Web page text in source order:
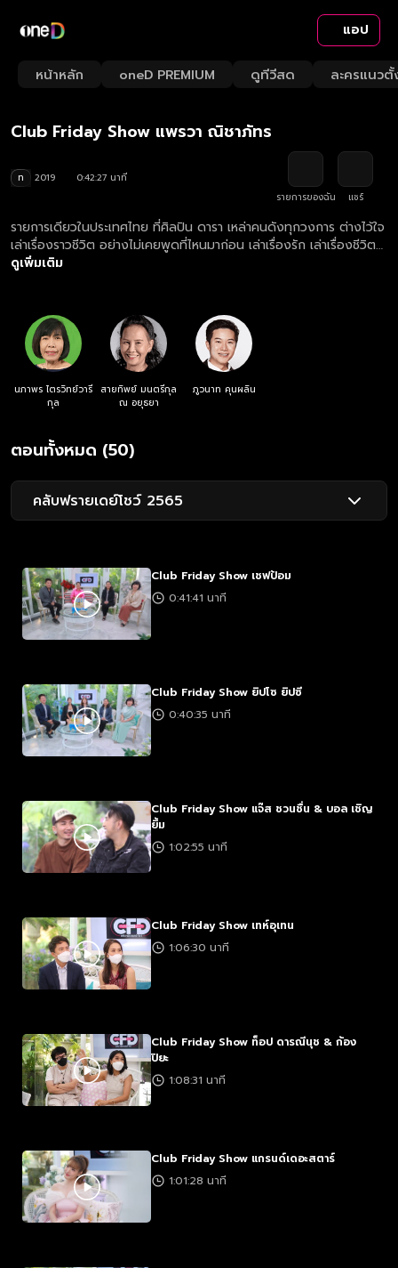
แอป
หน้าหลัก oneD PREMIUM ดูทีวีสด ละครแนวตั้
Loaded:
1.41%
1x
Rate
Club Friday Show แพรวา ณิชาภัทร
ท 2019
0:42:27 นาที
รายการของฉัน
แชร์
รายการเดียวในประเทศไทย ที่ศิลปิน ดารา เหล่าคนดังทุกวงการ ต่างไว้ใจ
เล่าเรื่องราวชีวิต อย่างไม่เคยพูดที่ไหนมาก่อน เล่าเรื่องรัก เล่าเรื่องชีวิต
จากก้นบึ้งของหัวใจ เพราะเป็นที่เดียวที่ให้ความรู้สึกปลอดภัยที่จะเล่า อุ่น
ดูเพิ่มเติม
นภาพร ไตรวิทย์วารี
กุล
สายทิพย์ มนตรีกุล
ณ อยุธยา
ภูวนาท คุนผลิน
ตอนทั้งหมด (50)
คลับฟรายเดย์โชว์ 2565
Club Friday Show เชฟป้อม
0:41:41 นาที
Club Friday Show ยิปโซ ยิปซี
0:40:35 นาที
Club Friday Show แจ๊ส ชวนชื่น & บอล เชิญ
ยิ้ม
1:02:55 นาที
Club Friday Show เทห์อุเทน
1:06:30 นาที
Club Friday Show ท็อป ดารณีนุช & ก้อง
ปิยะ
1:08:31 นาที
Club Friday Show แกรนด์เดอะสตาร์
1:01:28 นาที